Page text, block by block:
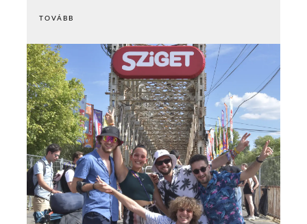
TOVÁBB